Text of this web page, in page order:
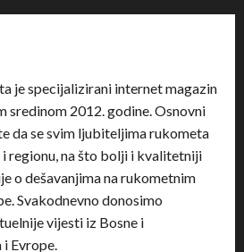
je specijalizirani internet magazin
sredinom 2012. godine. Osnovni
da se svim ljubiteljima rukometa
regionu, na što bolji i kvalitetniji
o dešavanjima na rukometnim
Svakodnevno donosimo
vijesti iz Bosne i
Evrope.